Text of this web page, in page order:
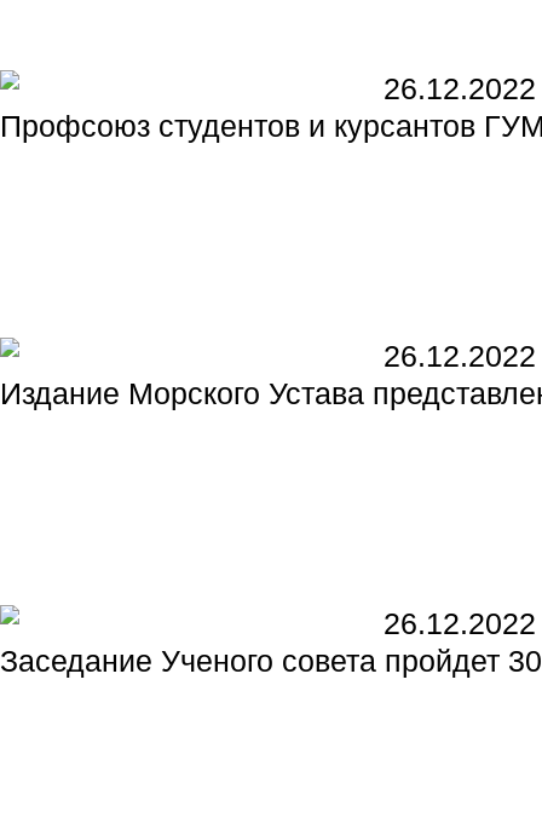
26.12.2022
Профсоюз студентов и курсантов
26.12.2022
Издание Морского Устава
26.12.2022
Заседание Ученого совета пройдет